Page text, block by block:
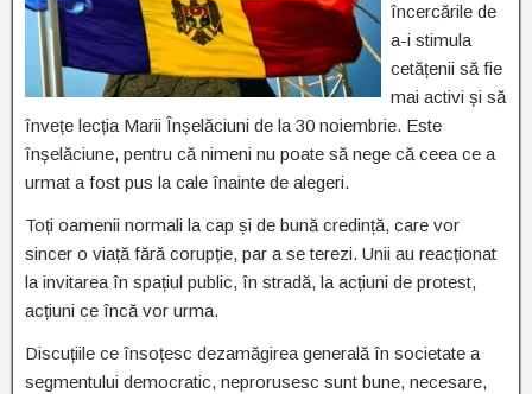
încercările de
a-i stimula
cetățenii să fie
mai activi și să
învețe lecția Marii Înșelăciuni de la 30 noiembrie. Este
înșelăciune, pentru că nimeni nu poate să nege că ceea ce a
urmat a fost pus la cale înainte de alegeri.
Toți oamenii normali la cap și de bună credință, care vor
sincer o viață fără corupție, par a se terezi. Unii au reacționat
la invitarea în spațiul public, în stradă, la acțiuni de protest,
acțiuni ce încă vor urma.
Discuțiile ce însoțesc dezamăgirea generală în societate a
segmentului democratic, neprorusesc sunt bune, necesare,